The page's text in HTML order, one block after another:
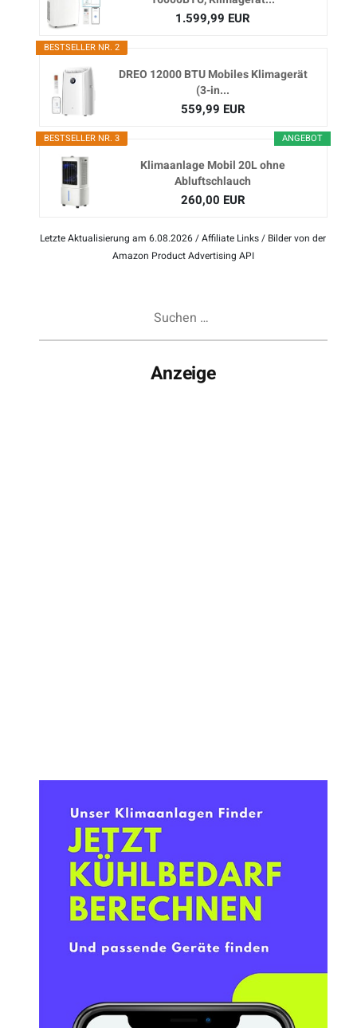
1.599,99 EUR
BESTSELLER NR. 2
DREO 12000 BTU Mobiles Klimagerät
(3-in...
559,99 EUR
ANGEBOT
BESTSELLER NR. 3
Klimaanlage Mobil 20L ohne
Abluftschlauch
260,00 EUR
Letzte Aktualisierung am 6.08.2026 / Affiliate Links / Bilder von der
Amazon Product Advertising API
Anzeige